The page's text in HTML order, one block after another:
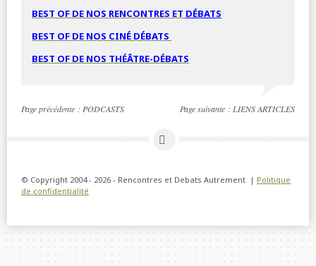
BEST OF DE NOS RENCONTRES ET DÉBATS
BEST OF DE NOS CINÉ DÉBATS
BEST OF DE NOS THÉÂTRE-DÉBATS
Page précédente : PODCASTS Page suivante : LIENS ARTICLES
© Copyright 2004 - 2026 - Rencontres et Debats Autrement. | Politique
de confidentialité